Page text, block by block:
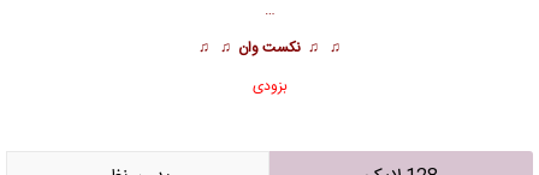
…
♫ ♫ نکست وان ♫ ♫
بزودی